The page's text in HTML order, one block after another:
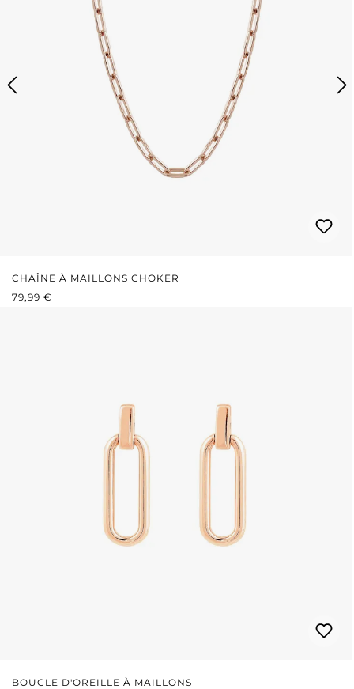
CHAÎNE À MAILLONS CHOKER
PRIX RÉGULIER :
79,99 €
BOUCLE D'OREILLE À MAILLONS